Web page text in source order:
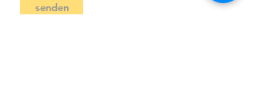
senden